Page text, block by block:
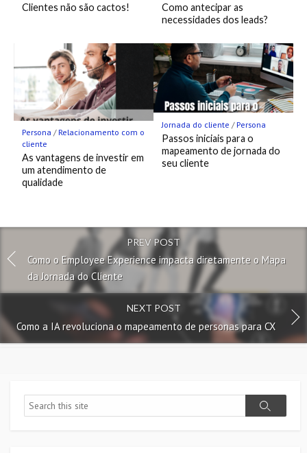
Clientes não são cactos!
Como antecipar as
necessidades dos leads?
Persona / Relacionamento com o
cliente
As vantagens de investir em
um atendimento de
qualidade
Jornada do cliente / Persona
Passos iniciais para o
mapeamento de jornada do
seu cliente
PREV POST
Como o Employee Experience impacta diretamente o Mapa
da Jornada do Cliente
NEXT POST
Como a IA revoluciona o mapeamento de personas para CX
Search
Search